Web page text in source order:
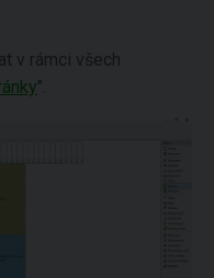
v rámci všech
".